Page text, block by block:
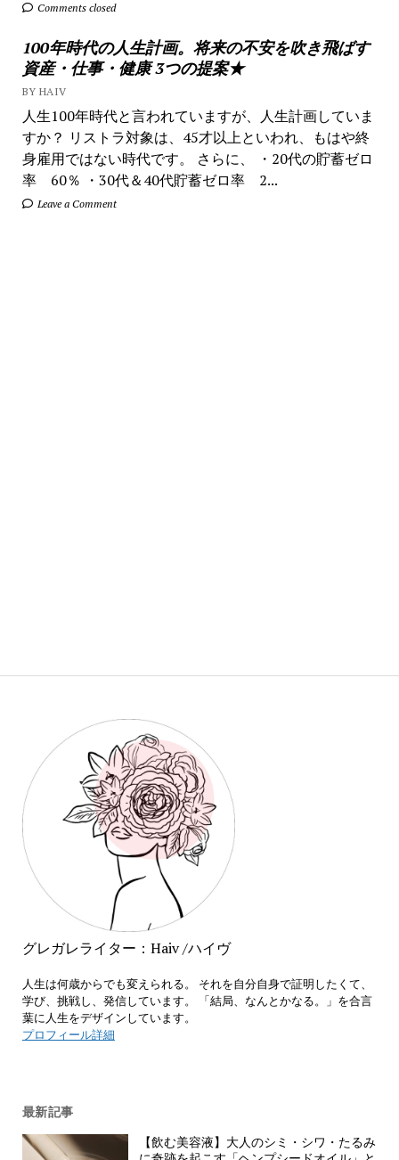
Comments closed
100年時代の人生計画。将来の不安を吹き飛ばす
資産・仕事・健康 3つの提案★
BY HAIV
人生100年時代と言われていますが、人生計画していま
すか？ リストラ対象は、45才以上といわれ、もはや終
身雇用ではない時代です。 さらに、 ・20代の貯蓄ゼロ
率 60％ ・30代＆40代貯蓄ゼロ率 2...
Leave a Comment
グレガレライター：Haiv /ハイヴ
人生は何歳からでも変えられる。 それを自分自身で証明したくて、
学び、挑戦し、発信しています。 「結局、なんとかなる。」を合言
葉に人生をデザインしています。
プロフィール詳細
最新記事
【飲む美容液】大人のシミ・シワ・たるみ